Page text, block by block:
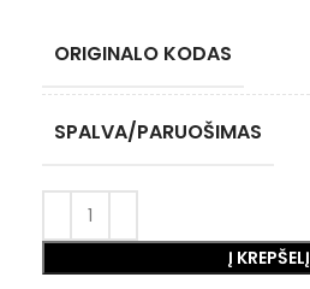
ORIGINALO KODAS
SPALVA/PARUOŠIMAS
Į KREPŠELĮ